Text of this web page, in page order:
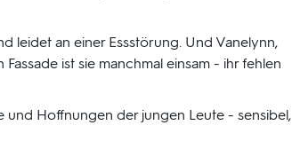
leidet an einer Essstörung. Und Vanelynn,
ist sie manchmal einsam - ihr fehlen
und Hoffnungen der jungen Leute - sensibel,